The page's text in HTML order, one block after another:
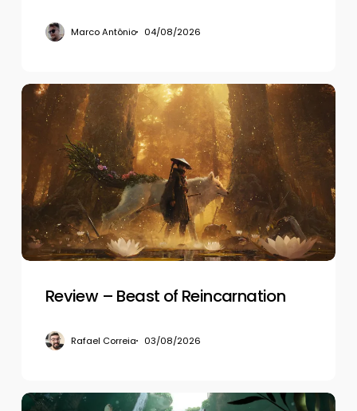
Marco Antônio 04/08/2026
Review
–
Beast
Reincarnation
Review – Beast of Reincarnation
Rafael Correia 03/08/2026
Review